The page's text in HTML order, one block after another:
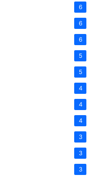
6
6
6
5
5
4
4
4
3
3
3